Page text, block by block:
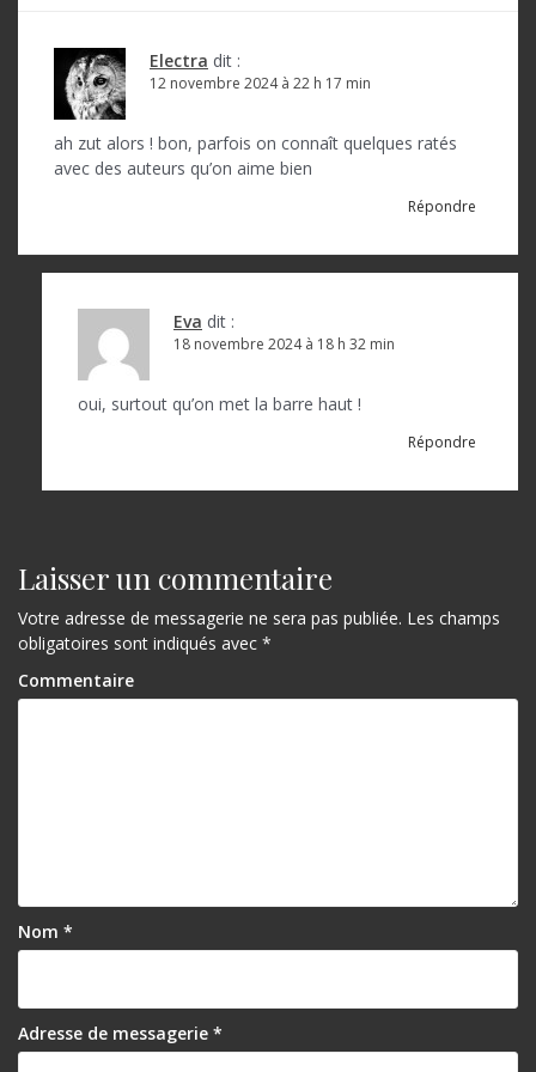
’
Electra dit :
12 novembre 2024 à 22 h 17 min
ah zut alors ! bon, parfois on connaît quelques ratés
avec des auteurs qu’on aime bien
Répondre
Eva dit :
18 novembre 2024 à 18 h 32 min
oui, surtout qu’on met la barre haut !
Répondre
Laisser un commentaire
Votre adresse de messagerie ne sera pas publiée. Les champs
obligatoires sont indiqués avec *
Commentaire
Nom *
Adresse de messagerie *